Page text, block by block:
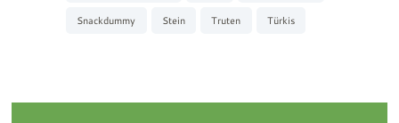
Snackdummy Stein Truten Türkis